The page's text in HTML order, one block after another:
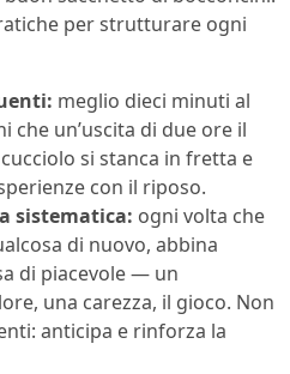
per strutturare ogni
meglio dieci minuti al
che un’uscita di due ore il
si stanca in fretta e
con il riposo.
sistematica: ogni volta che
di nuovo, abbina
di piacevole — un
una carezza, il gioco. Non
anticipa e rinforza la